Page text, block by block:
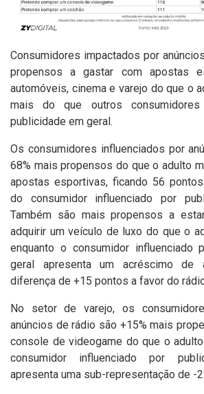
Consumidores impactados por
propensos a gastar com apostas
automóveis, cinema e varejo do que o
mais do que outros consumidores
publicidade em geral.
Os consumidores influenciados por
68% mais propensos do que o adulto
apostas esportivas, ficando 56
do consumidor influenciado por
Também são mais propensos a
adquirir um veículo de luxo do que o
enquanto o consumidor influenciado
geral apresenta um acréscimo de
diferença de +15 pontos a favor do
No setor de varejo, os
anúncios de rádio são +15% mais
console de videogame do que o
consumidor influenciado por
apresenta uma sub-representação de -